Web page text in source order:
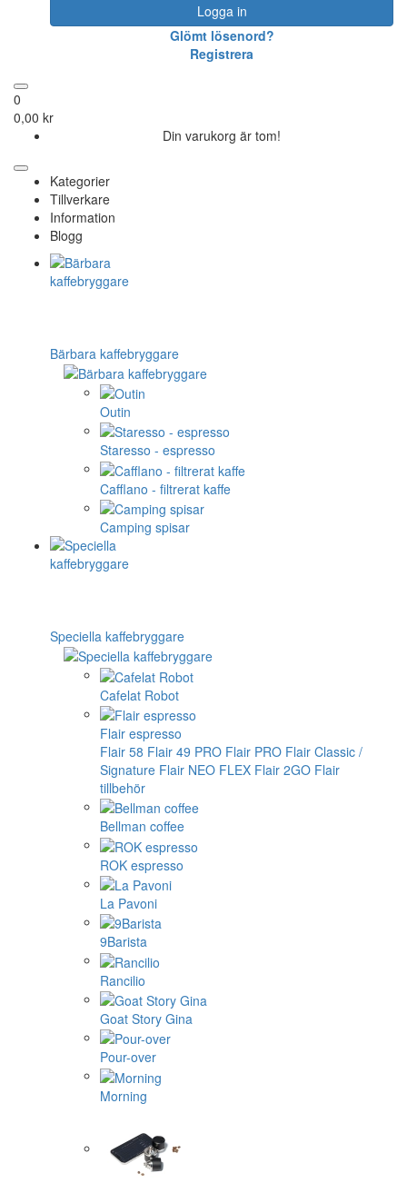
Logga in
Glömt lösenord?
Registrera
0
0,00 kr
Din varukorg är tom!
Kategorier
Tillverkare
Information
Blogg
Bärbara kaffebryggare
Outin
Staresso - espresso
Cafflano - filtrerat kaffe
Camping spisar
Speciella kaffebryggare
Cafelat Robot
Flair espresso
Flair 58 Flair 49 PRO Flair PRO Flair Classic /
Signature Flair NEO FLEX Flair 2GO Flair
tillbehör
Bellman coffee
ROK espresso
La Pavoni
9Barista
Rancilio
Goat Story Gina
Pour-over
Morning